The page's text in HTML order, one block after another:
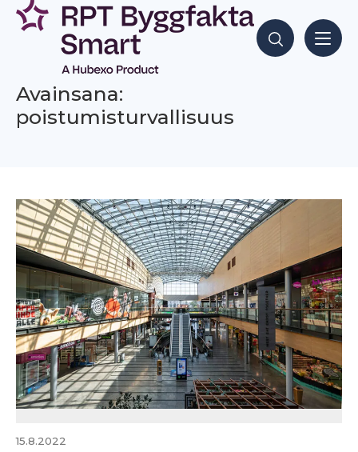
Siirry
sisältöön
Hae sisältöjä
Avainsana:
poistumisturvallisuus
15.8.2022